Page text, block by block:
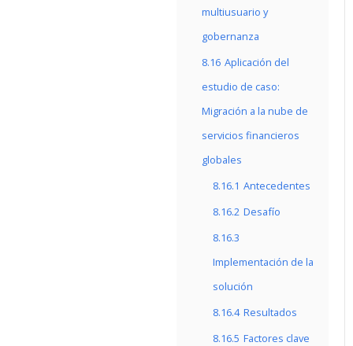
multiusuario y
gobernanza
8.16 Aplicación del
estudio de caso:
Migración a la nube de
servicios financieros
globales
8.16.1 Antecedentes
8.16.2 Desafío
8.16.3
Implementación de la
solución
8.16.4 Resultados
8.16.5 Factores clave